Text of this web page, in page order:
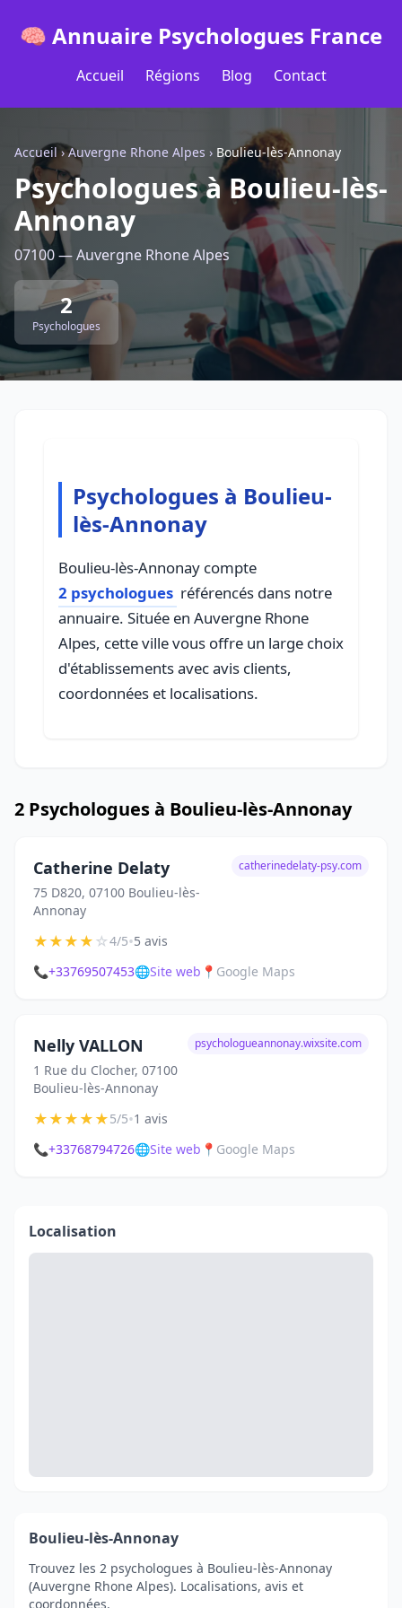
🧠 Annuaire Psychologues France
Accueil Régions Blog Contact
Accueil ›Auvergne Rhone Alpes › Boulieu-lès-Annonay
Psychologues à Boulieu-lès-
Annonay
07100 — Auvergne Rhone Alpes
2
Psychologues
Psychologues à Boulieu-
lès-Annonay
Boulieu-lès-Annonay compte
2 psychologues référencés dans notre
annuaire. Située en Auvergne Rhone
Alpes, cette ville vous offre un large choix
d'établissements avec avis clients,
coordonnées et localisations.
2 Psychologues à Boulieu-lès-Annonay
Catherine Delaty
75 D820, 07100 Boulieu-lès-
Annonay
catherinedelaty-psy.com
★★★★☆4/5•5 avis
📞+33769507453🌐Site web 📍 Google Maps
Nelly VALLON
1 Rue du Clocher, 07100
Boulieu-lès-Annonay
psychologueannonay.wixsite.com
★★★★★5/5•1 avis
📞+33768794726🌐Site web 📍 Google Maps
Localisation
Boulieu-lès-Annonay
Trouvez les 2 psychologues à Boulieu-lès-Annonay
(Auvergne Rhone Alpes). Localisations, avis et
coordonnées.